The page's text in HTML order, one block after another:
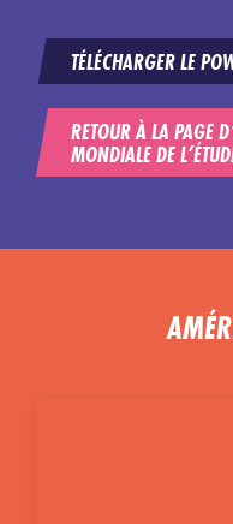
TÉLÉCHARGER LE
RETOUR À LA PAGE
MONDIALE DE